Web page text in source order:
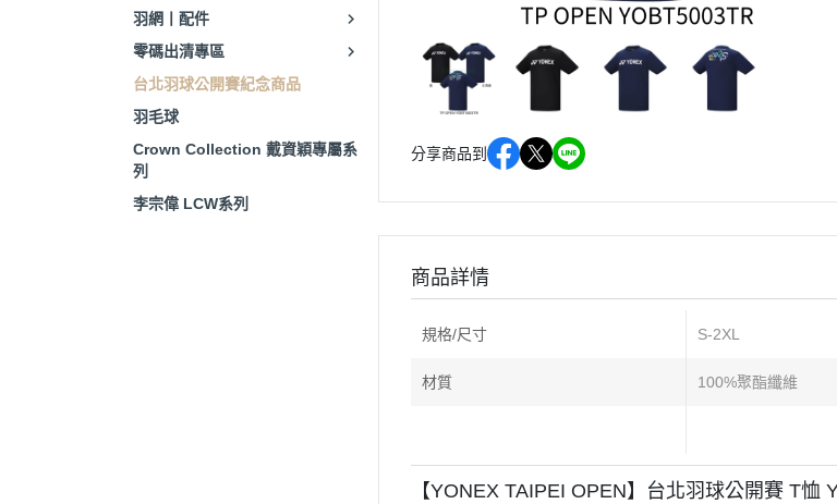
羽網丨配件
零碼出清專區
台北羽球公開賽紀念商品
羽毛球
Crown Collection 戴資穎專屬系
列
李宗偉 LCW系列
分享商品到
商品詳情
規格/尺寸 S-2XL
材質 100%聚酯纖維
【YONEX TAIPEI OPEN】台北羽球公開賽 T恤